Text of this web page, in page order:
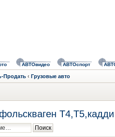
АВТОвидео АВТОспорт
Продать ‹ Грузовые авто
Т4,Т5,кадди